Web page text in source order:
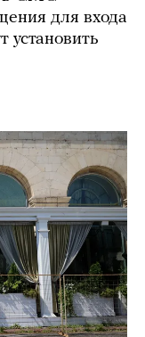
для входа
установить